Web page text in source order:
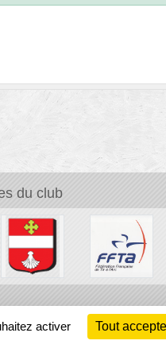
du club
activer Tout